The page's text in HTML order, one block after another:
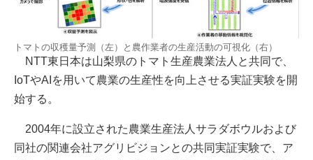
トマトの収穫量予測（左）と農作業者の生産活動の可視化（右）
NTT東日本は山梨県のトマト生産農業法人と共同で、
IoTやAIを用いて農業の生産性を向上させる実証実験を開
始する。
2004年に設立された農業生産法人サラダボウルおよび
同社の関連会社アグリビジョンとの共同実証実験で、ア